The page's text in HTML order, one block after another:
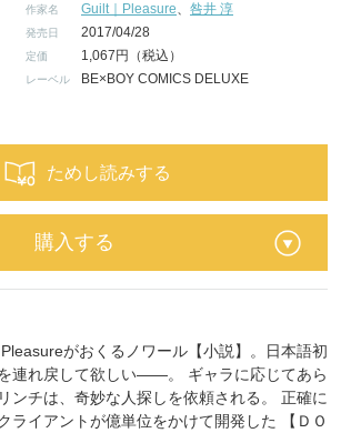
作家名 Guilt｜Pleasure、 咎井 淳
発売日 2017/04/28
定価 1,067円（税込）
レーベル BE×BOY COMICS DELUXE
ためし読みする
購入する
がおくるノワール【小説】。日本語初
連れ戻して欲しい――。 ギャラに応じてあら
ンチは、奇妙な人探しを依頼される。 正確に
ライアントが億単位をかけて開発した 【ＤＯ